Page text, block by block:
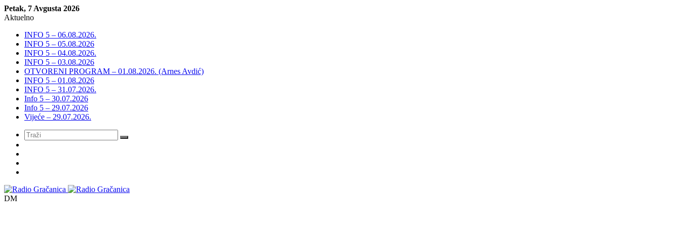
Petak, 7 Avgusta 2026
Aktuelno
INFO 5 – 06.08.2026.
INFO 5 – 05.08.2026
INFO 5 – 04.08.2026.
INFO 5 – 03.08.2026
OTVORENI PROGRAM – 01.08.2026. (Arnes Avdić)
INFO 5 – 01.08.2026
INFO 5 – 31.07.2026.
Info 5 – 30.07.2026
Info 5 – 29.07.2026
Vijeće – 29.07.2026.
Meni
DM